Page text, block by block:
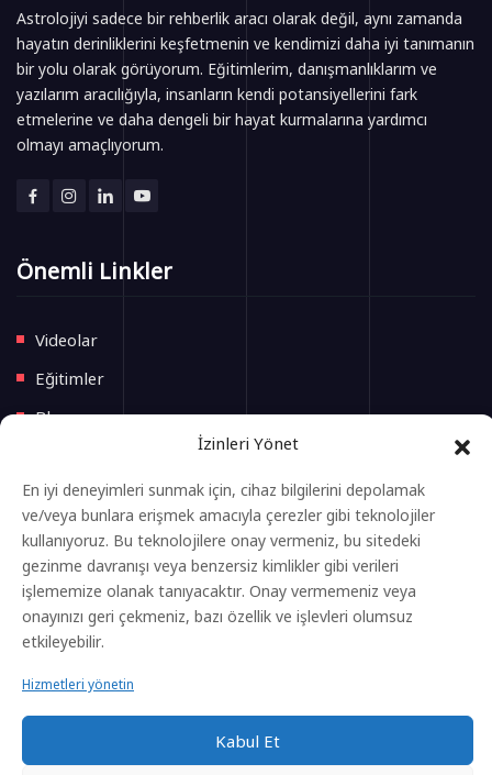
İzinleri Yönet
En iyi deneyimleri sunmak için, cihaz bilgilerini depolamak
ve/veya bunlara erişmek amacıyla çerezler gibi teknolojiler
kullanıyoruz. Bu teknolojilere onay vermeniz, bu sitedeki
gezinme davranışı veya benzersiz kimlikler gibi verileri
işlememize olanak tanıyacaktır. Onay vermemeniz veya
onayınızı geri çekmeniz, bazı özellik ve işlevleri olumsuz
etkileyebilir.
Hizmetleri yönetin
Kabul Et
Astrolojiyi sadece bir rehberlik aracı olarak değil, aynı zamanda
hayatın derinliklerini keşfetmenin ve kendimizi daha iyi tanımanın
bir yolu olarak görüyorum. Eğitimlerim, danışmanlıklarım ve
yazılarım aracılığıyla, insanların kendi potansiyellerini fark
etmelerine ve daha dengeli bir hayat kurmalarına yardımcı
olmayı amaçlıyorum.
Önemli Linkler
Videolar
Eğitimler
Blog
Yeni Başlayacak Eğitimler
Anasayfa
Eğitimler
Gizlilik Politikası
Kvkk Aydınlatma Metni
Çerez Aydınlatma Metni